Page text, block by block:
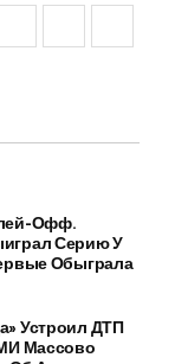
Офф.
Серию У
Обыграла
Устроил ДТП
Массово